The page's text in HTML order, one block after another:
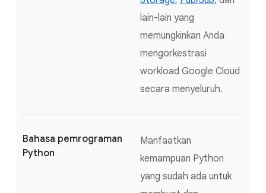
lain-lain yang
memungkinkan Anda
mengorkestrasi
workload Google Cloud
secara menyeluruh.
Bahasa pemrograman
Python
Manfaatkan
kemampuan Python
yang sudah ada untuk